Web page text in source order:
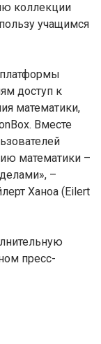
коллекции
учащимся
доступ к
математики,
Вместе
математики –
–
Ханоа (Eilert
пресс-